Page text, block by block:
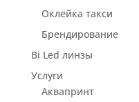
Оклейка такси
Брендирование
Bi Led линзы
Услуги
Аквапринт